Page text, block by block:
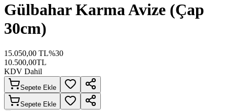
Gülbahar Karma Avize (Çap
30cm)
15.050,00 TL%30
10.500,00TL
KDV Dahil
Sepete Ekle
Sepete Ekle